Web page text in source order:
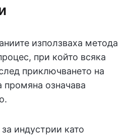
използваха метода
при който всяка
приключването на
промяна означава
индустрии като